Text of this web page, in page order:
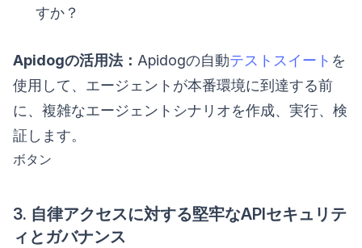
すか？
Apidogの活用法： Apidogの自動テストスイート を
使用して、エージェントが本番環境に到達する前
に、複雑なエージェントシナリオを作成、実行、検
証します。
ボタン
3. 自律アクセスに対する堅牢なAPIセキュリテ
ィとガバナンス